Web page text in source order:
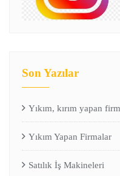
Son Yazılar
Yıkım, kırım yapan
Yıkım Yapan Firmalar
Satılık İş Makineleri